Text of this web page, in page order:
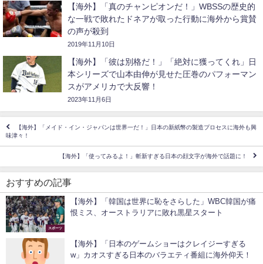
【海外】「真のチャンピオンだ！」WBSSの歴史的
な一戦で敗れたドネアが取った行動に海外から賞賛
の声が殺到
2019年11月10日
【海外】「彼は別格だ！」「絶対に獲ってくれ」日
本シリーズで山本由伸が見せた圧巻のパフォーマン
スがアメリカで大反響！
2023年11月6日
【海外】「メイド・イン・ジャパンは世界一だ！」日本の新紙幣の製造プロセスに海外も興
味津々！
【海外】「使ってみるよ！」斬新すぎる日本の顔文字が海外で話題に！
おすすめの記事
スポーツ
【海外】「韓国は世界に恥をさらした」WBC韓国が痛
恨ミス、オーストラリアに敗れ黒星スタート
【海外】「日本のゲームショーはクレイジーすぎる
w」カオスすぎる日本のバラエティ番組に海外仰天！